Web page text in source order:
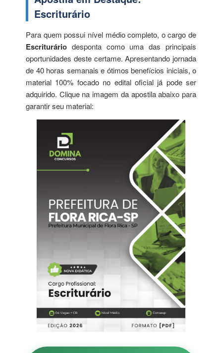
Escriturário
Para quem possui nível médio completo, o cargo de
Escriturário desponta como uma das principais
oportunidades deste certame. Apresentando jornada
de 40 horas semanais e ótimos benefícios iniciais, o
material 100% focado no edital oficial já pode ser
adquirido. Clique na imagem da apostila abaixo para
garantir seu material: